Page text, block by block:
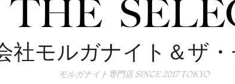
社モルガナイト＆ザ・
モルガナイト専門店 SINCE 2017 TOKYO